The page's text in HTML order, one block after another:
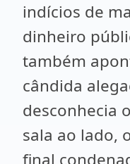
indícios de
dinheiro
também
cândida
desconhecia
sala ao lado,
final